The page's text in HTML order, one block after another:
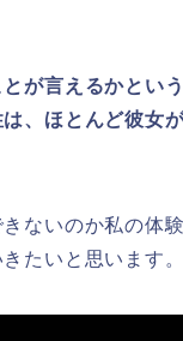
が言えるかとい
、ほとんど彼女
ないのか私の体
たいと思います。